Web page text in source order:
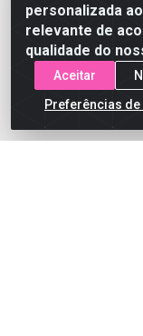
personalizada
relevante de
qualidade do
Aceitar
Preferências de